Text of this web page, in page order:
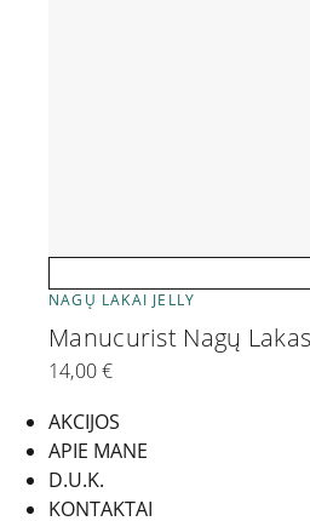
NAGŲ LAKAI JELLY
Manucurist Nagų
14,00€
AKCIJOS
APIE MANE
D.U.K.
KONTAKTAI